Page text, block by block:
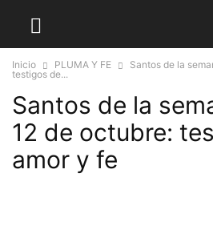
Inicio PLUMA Y FE
Santos de la
testigos de...
Santos de la
12 de octubre:
amor y fe